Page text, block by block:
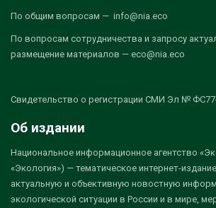
По общим вопросам — info@nia.eco
По вопросам сотрудничества и запросу
размещение материалов — eco@nia.eco
Свидетельство о регистрации СМИ Эл №
Об издании
Национальное информационное агентство
«Экология») — тематическое интернет-
актуальную и объективную новостную
экологической ситуации в России и в мире,